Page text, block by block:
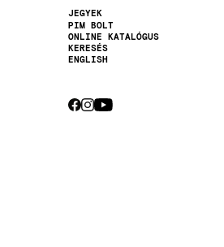
Másodlagos
navigáció
JEGYEK
PIM BOLT
ONLINE KATALÓGUS
KERESÉS
ENGLISH